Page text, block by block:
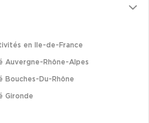
en Ile-de-France
Auvergne-Rhône-Alpes
Bouches-Du-Rhône
Gironde